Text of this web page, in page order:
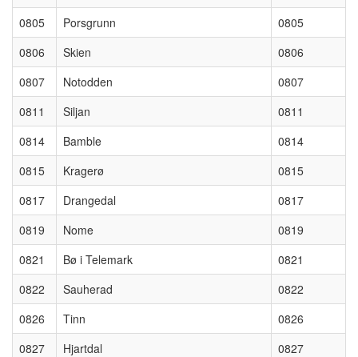
0805
Porsgrunn
0805
0806
Skien
0806
0807
Notodden
0807
0811
Siljan
0811
0814
Bamble
0814
0815
Kragerø
0815
0817
Drangedal
0817
0819
Nome
0819
0821
Bø i Telemark
0821
0822
Sauherad
0822
0826
Tinn
0826
0827
Hjartdal
0827